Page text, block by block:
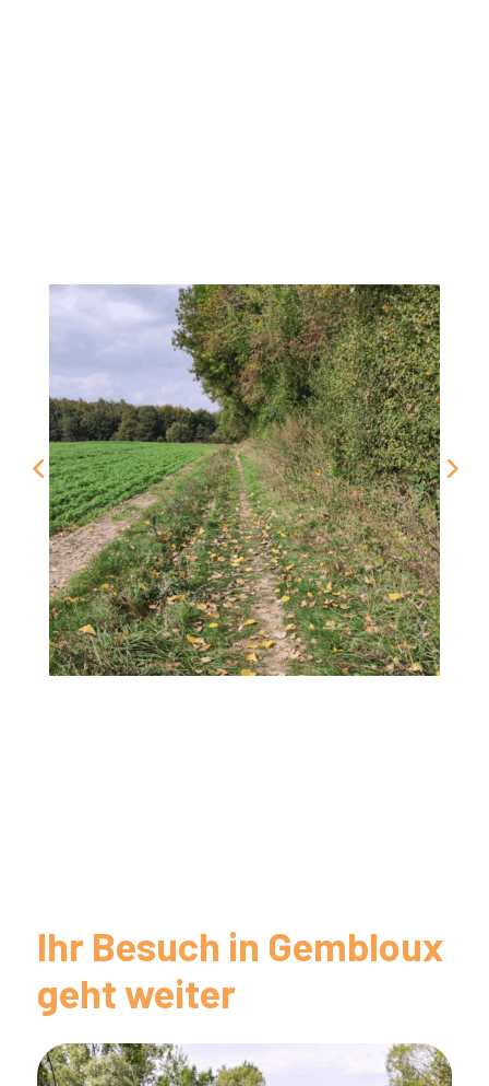
Ihr Besuch in Gembloux
geht weiter